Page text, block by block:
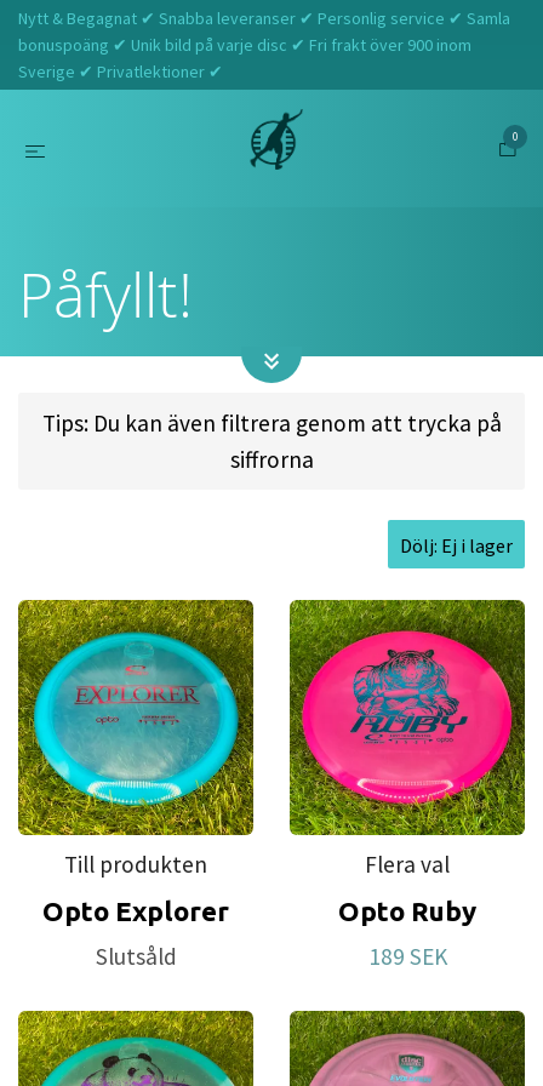
Nytt & Begagnat ✔ Snabba leveranser ✔ Personlig service ✔ Samla
bonuspoäng ✔ Unik bild på varje disc ✔ Fri frakt över 900 inom
Sverige ✔ Privatlektioner ✔
0
Påfyllt!
Tips: Du kan även filtrera genom att trycka på
siffrorna
Dölj: Ej i lager
Till produkten
Opto Explorer
Slutsåld
Flera val
Opto Ruby
189 SEK